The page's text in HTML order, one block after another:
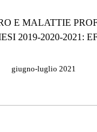
E MALATTIE
2019-2020-2021:
giugno-luglio 2021